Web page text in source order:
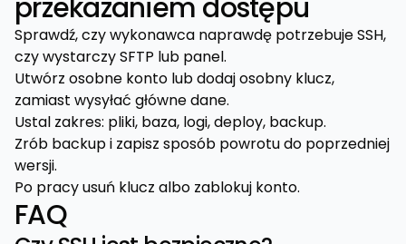
przekazaniem dostępu
Sprawdź, czy wykonawca naprawdę potrzebuje SSH,
czy wystarczy SFTP lub panel.
Utwórz osobne konto lub dodaj osobny klucz,
zamiast wysyłać główne dane.
Ustal zakres: pliki, baza, logi, deploy, backup.
Zrób backup i zapisz sposób powrotu do poprzedniej
wersji.
Po pracy usuń klucz albo zablokuj konto.
FAQ